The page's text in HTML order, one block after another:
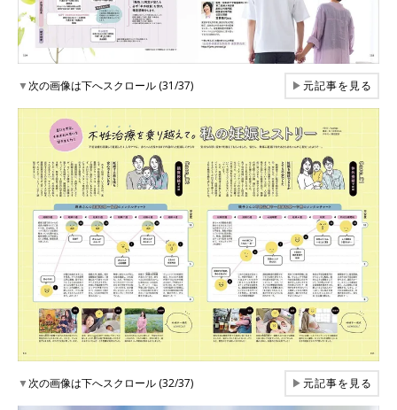
▼次の画像は下へスクロール (31/37) ▶元記事を見る
▼次の画像は下へスクロール (32/37) ▶元記事を見る